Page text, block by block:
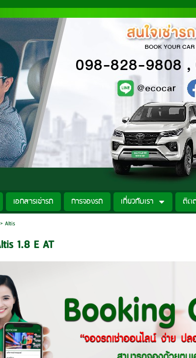
เอกสารเช่ารถ การจองรถ เกี่ยวกับเรา ติด
> Altis
1.8 E AT